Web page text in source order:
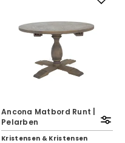
Ancona Matbord Runt |
Pelarben
Kristensen & Kristensen